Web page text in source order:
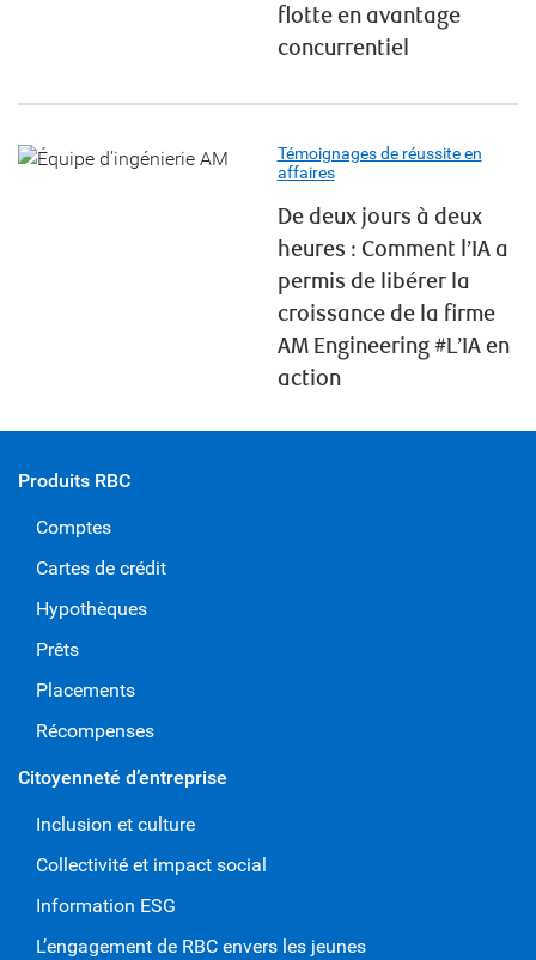
flotte en avantage
concurrentiel
Témoignages de réussite en
affaires
De deux jours à deux
heures : Comment l’IA a
permis de libérer la
croissance de la firme
AM Engineering #L’IA en
action
Produits RBC
Comptes
Cartes de crédit
Hypothèques
Prêts
Placements
Récompenses
Citoyenneté d’entreprise
Inclusion et culture
Collectivité et impact social
Information ESG
L’engagement de RBC envers les jeunes